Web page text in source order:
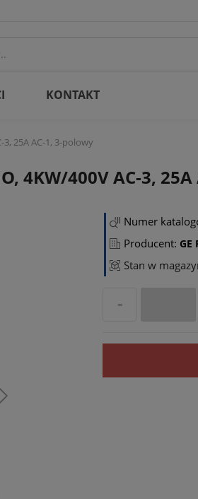
KONTAKT
3, 25A AC-1, 3-polowy
4KW/400V AC-3,
Numer
Producent: GE
Stan w